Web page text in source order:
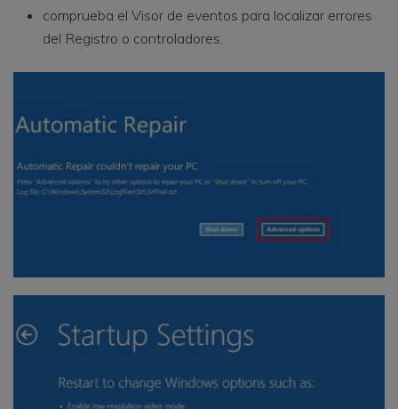
comprueba el Visor de eventos para localizar errores
del Registro o controladores.